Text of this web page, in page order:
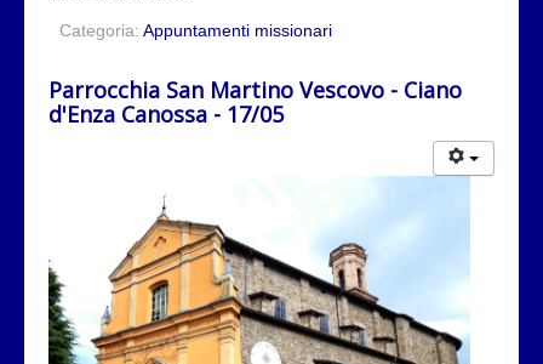
Categoria: Appuntamenti missionari
Parrocchia San Martino Vescovo - Ciano
d'Enza Canossa - 17/05